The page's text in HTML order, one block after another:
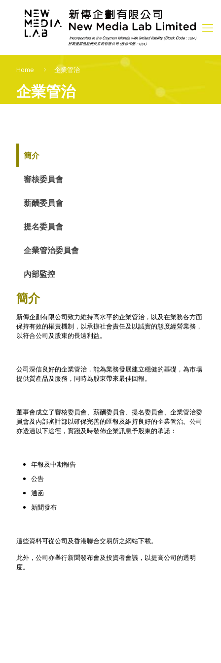
企業管治
Home 企業管治
簡介
審核委員會
薪酬委員會
提名委員會
企業管治委員會
內部監控
簡介
新傳企劃有限公司致力維持高水平的企業管治，以及在業務各方面
保持有效的權責機制，以承擔社會責任及以誠實的態度經營業務，
以符合公司及股東的長遠利益。
公司深信良好的企業管治，能為業務發展建立穩健的基礎，為市場
提供質產品及服務，同時為股東帶來最佳回報。
董事會成立了審核委員會、薪酬委員會、提名委員會、企業管治委
員會及內部審計部以確保完善的匯報及維持良好的企業管治。公司
亦透過以下途徑，實踐及時發佈企業訊息予股東的承諾：
年報及中期報告
公告
通函
新聞發布
這些資料可從公司及香港聯合交易所之網站下載。
此外，公司亦舉行新聞發布會及投資者會議，以提高公司的透明
度。